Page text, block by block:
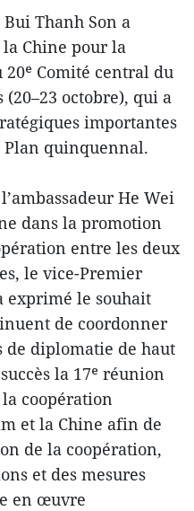
Thanh Son a
Chine pour la
Comité central du
octobre), qui a
importantes
Plan quinquennal.
He Wei
dans la promotion
entre les deux
le vice-Premier
exprimé le souhait
de coordonner
de diplomatie de haut
la 17ᵉ réunion
coopération
et la Chine afin de
de la coopération,
et des mesures
en œuvre